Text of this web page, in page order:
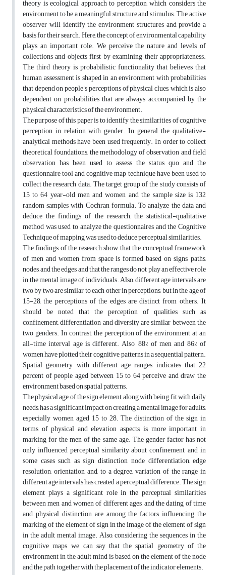
theory is ecological approach to perception, which considers the
environment to be a meaningful structure and stimulus. The active
observer will identify the environment structures and provide a
basis for their search. Here, the concept of environmental capability
plays an important role. We perceive the nature and levels of
collections and objects first by examining their appropriateness.
The third theory is probabilistic functionality that believes that
human assessment is shaped in an environment with probabilities
that depend on people’s perceptions of physical clues, which is also
dependent on probabilities that are always accompanied by the
physical characteristics of the environment.
The purpose of this paper is to identify the similarities of cognitive
perception in relation with gender. In general, the qualitative-
analytical methods have been used frequently. In order to collect
theoretical foundations, the methodology of observation and field
observation has been used to assess the status quo and the
questionnaire tool and cognitive map technique have been used to
collect the research data. The target group of the study consists of
15 to 64 year-old men and women, and the sample size is 132
random samples with Cochran formula. To analyze the data and
deduce the findings of the research, the statistical-qualitative
method was used to analyze the questionnaires and the Cognitive
Technique of mapping was used to deduce perceptual similarities.
The findings of the research show that the conceptual framework
of men and women from space is formed based on signs, paths,
nodes, and the edges and that the ranges do not play an effective role
in the mental image of individuals. Also, different age intervals are
two by two are similar to each other in perceptions, but in the age of
15-28, the perceptions of the edges are distinct from others. It
should be noted that the perception of qualities such as
confinement, differentiation and diversity are similar between the
two genders. In contrast, the perception of the environment at an
all-time interval age is different. Also, 88% of men and 86% of
women have plotted their cognitive patterns in a sequential pattern.
Spatial geometry with different age ranges indicates that 22
percent of people aged between 15 to 64 perceive and draw the
environment based on spatial patterns.
The physical age of the sign element, along with being fit with daily
needs, has a significant impact on creating a mental image for adults,
especially women aged 15 to 28. The distinction of the sign in
terms of physical and elevation aspects, is more important in
marking for the men of the same age. The gender factor has not
only influenced perceptual similarity about confinement, and in
some cases such as sign distinction, node differentiation, edge
resolution, orientation, and, to a degree, variation of the range in
different age intervals has created a perceptual difference. The sign
element plays a significant role in the perceptual similarities
between men and women of different ages, and the dating of time
and physical distinction are among the factors influencing the
marking of the element of sign in the image of the element of sign
in the adult mental image. Also, considering the sequences in the
cognitive maps, we can say that the spatial geometry of the
environment in the adult mind is based on the element of the node
and the path together with the placement of the indicator elements.